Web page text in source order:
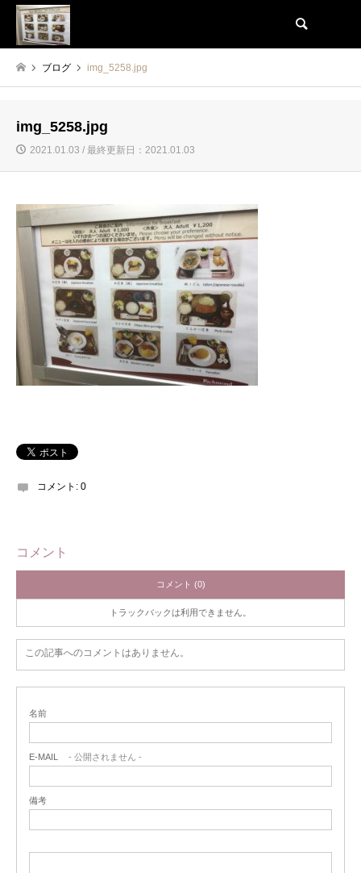
ブログ img_5258.jpg
img_5258.jpg
2021.01.03 / 最終更新日：2021.01.03
コメント: 0
コメント
コメント (0)
トラックバックは利用できません。
この記事へのコメントはありません。
名前
E-MAIL - 公開されません -
備考